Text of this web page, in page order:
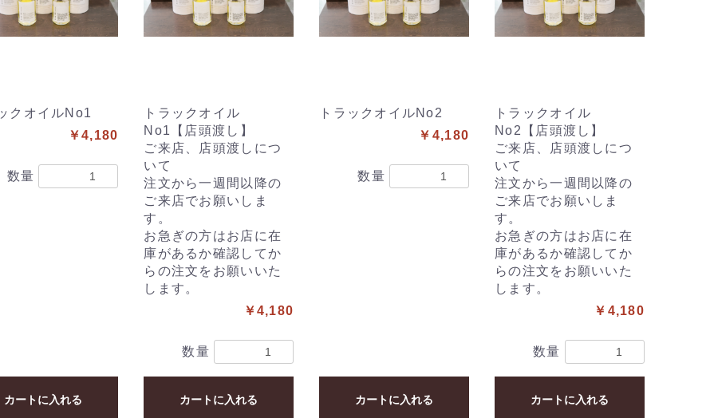
クオイルNo1
￥4,180
数量
カートに入れる
トラックオイル
No1【店頭渡し】
ご来店、店頭渡しにつ
いて
注文から一週間以降の
ご来店でお願いしま
す。
お急ぎの方はお店に在
庫があるか確認してか
らの注文をお願いいた
します。
￥4,180
数量
カートに入れる
トラックオイルNo2
￥4,180
数量
カートに入れる
トラックオイル
No2【店頭渡し】
ご来店、店頭渡しにつ
いて
注文から一週間以降の
ご来店でお願いしま
す。
お急ぎの方はお店に在
庫があるか確認してか
らの注文をお願いいた
します。
￥4,180
数量
カートに入れる